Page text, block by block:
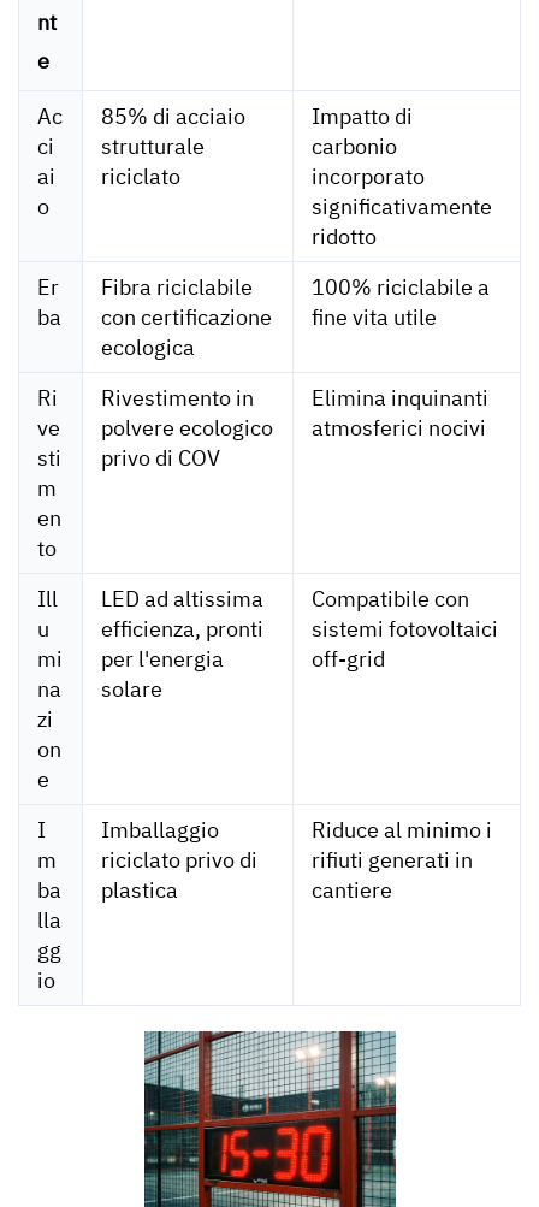
nt
e
Ac
ci
ai
o
85% di acciaio
strutturale
riciclato
Impatto di
carbonio
incorporato
significativamente
ridotto
Er
ba
Fibra riciclabile
con certificazione
ecologica
100% riciclabile a
fine vita utile
Ri
ve
sti
m
en
to
Rivestimento in
polvere ecologico
privo di COV
Elimina inquinanti
atmosferici nocivi
Ill
u
mi
na
zi
on
e
LED ad altissima
efficienza, pronti
per l'energia
solare
Compatibile con
sistemi fotovoltaici
off-grid
I
m
ba
lla
gg
io
Imballaggio
riciclato privo di
plastica
Riduce al minimo i
rifiuti generati in
cantiere